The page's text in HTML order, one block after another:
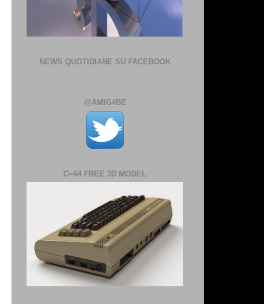
NEWS QUOTIDIANE SU FACEBOOK
@AMIG4BE
C=64 FREE 3D MODEL